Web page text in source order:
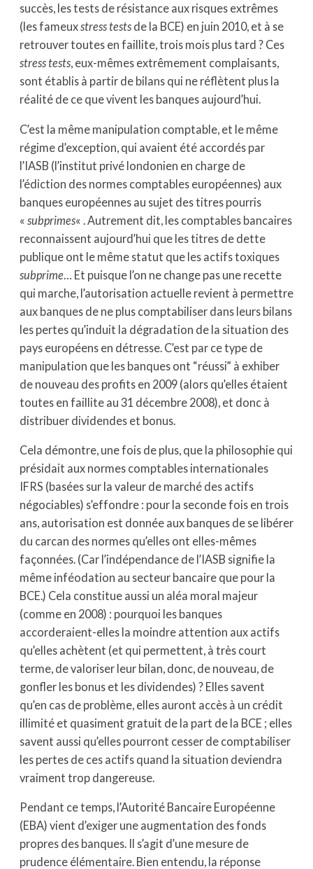
succès, les tests de résistance aux risques extrêmes
(les fameuxstress tests de la BCE) en juin 2010, et à se
retrouver toutes en faillite, trois mois plus tard ? Ces
stress tests, eux-mêmes extrêmement complaisants,
sont établis à partir de bilans qui ne réflètent plus la
réalité de ce que vivent les banques aujourd’hui.
C’est la même manipulation comptable, et le même
régime d’exception, qui avaient été accordés par
l’IASB (l’institut privé londonien en charge de
l’édiction des normes comptables européennes) aux
banques européennes au sujet des titres pourris
« subprimes« . Autrement dit, les comptables bancaires
reconnaissent aujourd’hui que les titres de dette
publique ont le même statut que les actifs toxiques
subprime … Et puisque l’on ne change pas une recette
qui marche, l’autorisation actuelle revient à permettre
aux banques de ne plus comptabiliser dans leurs bilans
les pertes qu’induit la dégradation de la situation des
pays européens en détresse. C’est par ce type de
manipulation que les banques ont “réussi” à exhiber
de nouveau des profits en 2009 (alors qu’elles étaient
toutes en faillite au 31 décembre 2008), et donc à
distribuer dividendes et bonus.
Cela démontre, une fois de plus, que la philosophie qui
présidait aux normes comptables internationales
IFRS (basées sur la valeur de marché des actifs
négociables) s’effondre : pour la seconde fois en trois
ans, autorisation est donnée aux banques de se libérer
du carcan des normes qu’elles ont elles-mêmes
façonnées. (Car l’indépendance de l’IASB signifie la
même inféodation au secteur bancaire que pour la
BCE.) Cela constitue aussi un aléa moral majeur
(comme en 2008) : pourquoi les banques
accorderaient-elles la moindre attention aux actifs
qu’elles achètent (et qui permettent, à très court
terme, de valoriser leur bilan, donc, de nouveau, de
gonfler les bonus et les dividendes) ? Elles savent
qu’en cas de problème, elles auront accès à un crédit
illimité et quasiment gratuit de la part de la BCE ; elles
savent aussi qu’elles pourront cesser de comptabiliser
les pertes de ces actifs quand la situation deviendra
vraiment trop dangereuse.
Pendant ce temps, l’Autorité Bancaire Européenne
(EBA) vient d’exiger une augmentation des fonds
propres des banques. Il s’agit d’une mesure de
prudence élémentaire. Bien entendu, la réponse